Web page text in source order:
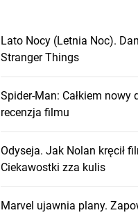
Lato Nocy (Letnia Noc).
Stranger Things
Spider-Man: Całkiem nowy
recenzja filmu
Odyseja. Jak Nolan kręcił
Ciekawostki zza kulis
Marvel ujawnia plany.